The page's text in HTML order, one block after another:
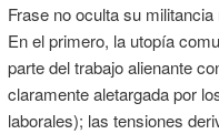
Frase no oculta su
En el primero, la utopía
parte del trabajo alienante
claramente aletargada por
laborales); las tensiones